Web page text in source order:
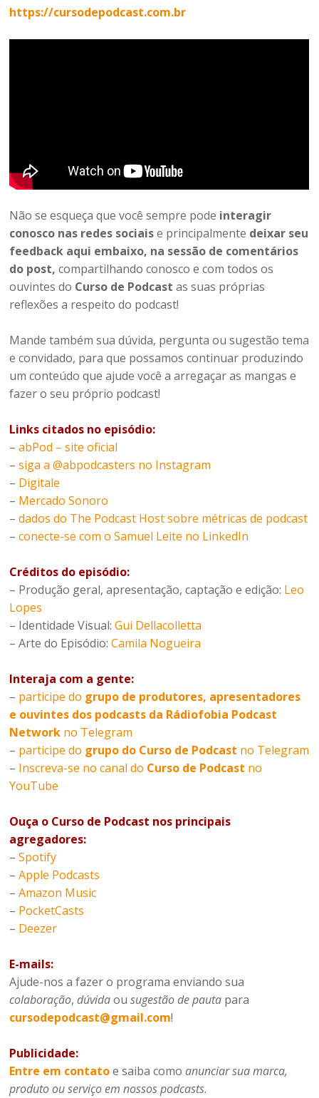
https://cursodepodcast.com.br
Não se esqueça que você sempre pode interagir
conosco nas redes sociaise principalmente deixar seu
feedback aqui embaixo, na sessão de comentários
do post,compartilhando conosco e com todos os
ouvintes do Curso de Podcast as suas próprias
reflexões a respeito do podcast!
Mande também sua dúvida, pergunta ou sugestão tema
e convidado, para que possamos continuar produzindo
um conteúdo que ajude você a arregaçar as mangas e
fazer o seu próprio podcast!
Links citados no episódio:
–abPod – site oficial
–siga a @abpodcasters no Instagram
– Digitale
– Mercado Sonoro
–dados do The Podcast Host sobre métricas de podcast
–conecte-se com o Samuel Leite no LinkedIn
Créditos do episódio:
– Produção geral, apresentação, captação e edição: Leo
Lopes
– Identidade Visual:Gui Dellacolletta
– Arte do Episódio:Camila Nogueira
Interaja com a gente:
– participe do grupo de produtores, apresentadores
e ouvintes dos podcasts da Rádiofobia Podcast
Network no Telegram
– participe do grupo do Curso de Podcast no Telegram
– Inscreva-se no canal do Curso de Podcast no
YouTube
Ouça o Curso de Podcast nos principais
agregadores:
–Spotify
–Apple Podcasts
–Amazon Music
– PocketCasts
– Deezer
E-mails:
Ajude-nos a fazer o programa enviando sua
colaboração,dúvidaousugestão de pauta para
cursodepodcast@gmail.com!
Publicidade:
Entre em contatoe saiba comoanunciar sua marca,
produto ou serviço em nossos podcasts.